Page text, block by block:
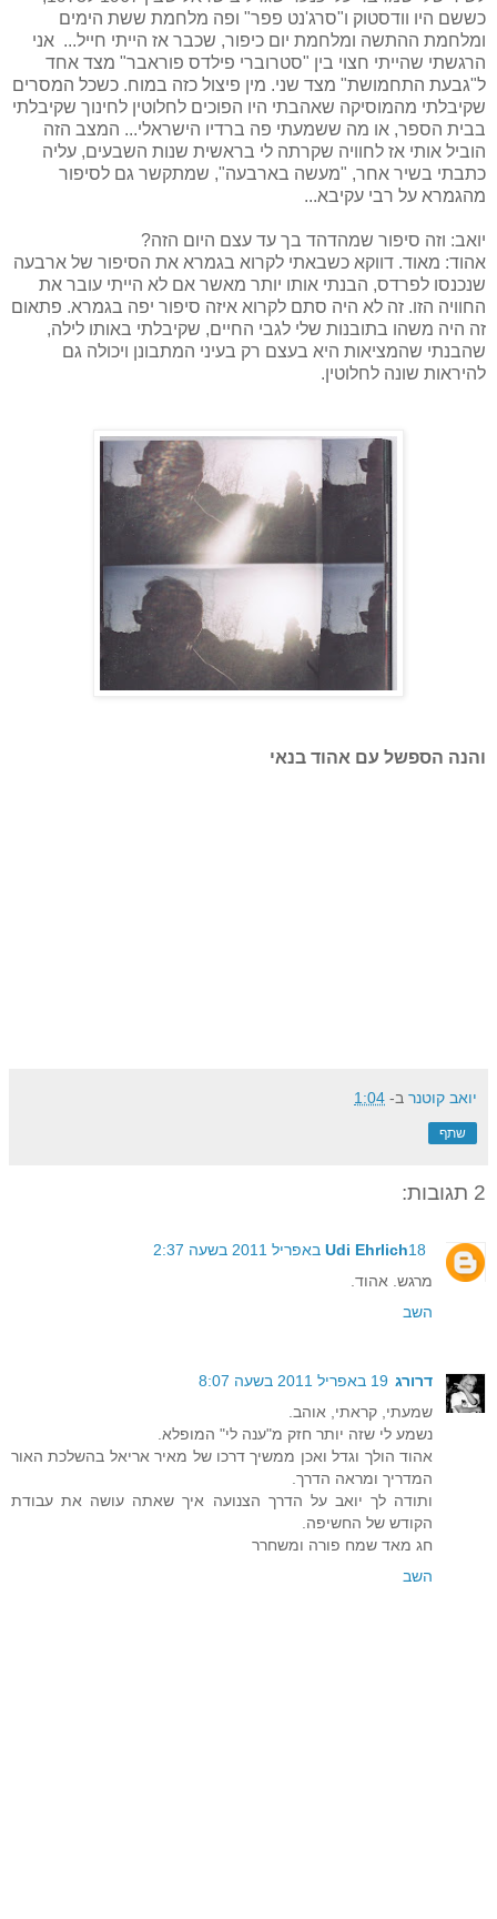
כששם היו וודסטוק ו"סרג'נט פפר" ופה מלחמת ששת הימים
ומלחמת ההתשה ומלחמת יום כיפור, שכבר אז הייתי חייל... אני
הרגשתי שהייתי חצוי בין "סטרוברי פילדס פוראבר" מצד אחד
ל"גבעת התחמושת" מצד שני. מין פיצול כזה במוח. כשכל המסרים
שקיבלתי מהמוסיקה שאהבתי היו הפוכים לחלוטין לחינוך שקיבלתי
בבית הספר, או מה ששמעתי פה ברדיו הישראלי... המצב הזה
הוביל אותי אז לחוויה שקרתה לי בראשית שנות השבעים, עליה
כתבתי בשיר אחר, "מעשה בארבעה", שמתקשר גם לסיפור
מהגמרא על רבי עקיבא...
יואב: וזה סיפור שמהדהד בך עד עצם היום הזה?
אהוד: מאוד. דווקא כשבאתי לקרוא בגמרא את הסיפור של ארבעה
שנכנסו לפרדס, הבנתי אותו יותר מאשר אם לא הייתי עובר את
החוויה הזו. זה לא היה סתם לקרוא איזה סיפור יפה בגמרא. פתאום
זה היה משהו בתובנות שלי לגבי החיים, שקיבלתי באותו לילה,
שהבנתי שהמציאות היא בעצם רק בעיני המתבונן ויכולה גם
להיראות שונה לחלוטין.
והנה הספשל עם אהוד בנאי
יואב קוטנר ב- 1:04
שתף
2 תגובות:
Udi Ehrlich18 באפריל 2011 בשעה 2:37
מרגש. אהוד.
השב
דרורג 19 באפריל 2011 בשעה 8:07
שמעתי, קראתי, אוהב.
נשמע לי שזה יותר חזק מ"ענה לי" המופלא.
אהוד הולך וגדל ואכן ממשיך דרכו של מאיר אריאל בהשלכת האור
המדריך ומראה הדרך.
ותודה לך יואב על הדרך הצנועה איך שאתה עושה את עבודת
הקודש של החשיפה.
חג מאד שמח פורה ומשחרר
השב